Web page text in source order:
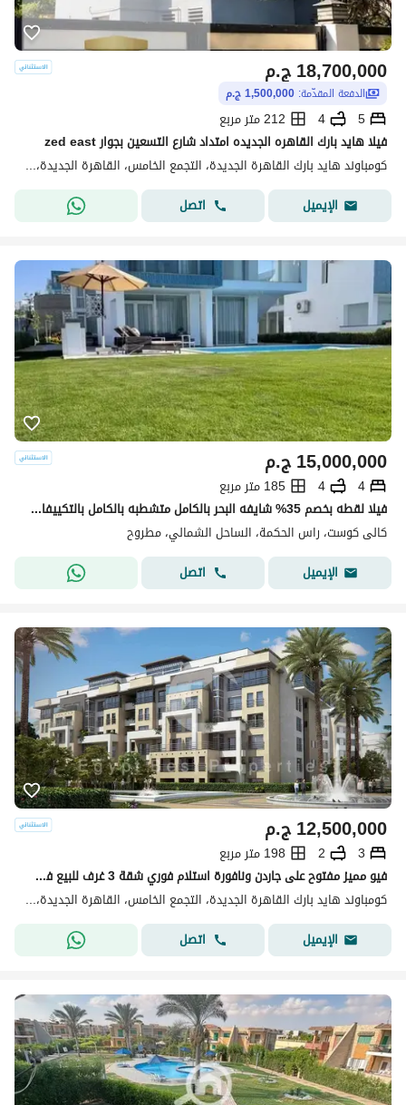
ج.م18,700,000
الدفعة المقدّمة: 1,500,000 ج.م
5
4
212 متر مربع
فيلا هايد بارك القاهره الجديده امتداد شارع التسعين بجوار zed east
كومباوند هايد بارك القاهرة الجديدة، التجمع الخامس، القاهرة الجديدة، القاهرة
الإيميل
اتصل
ج.م15,000,000
4
4
185 متر مربع
فيلا لقطه بخصم 35% شايفه البحر بالكامل متشطبه بالكامل بالتكييفات للبيع في كالي كوست الساحل الشمالي راس الحكمه cali coast north coast ras el hekmaشاليه
كالى كوست، راس الحكمة، الساحل الشمالي، مطروح
الإيميل
اتصل
ج.م12,500,000
3
2
198 متر مربع
فيو مميز مفتوح على جاردن ونافورة استلام فوري شقة 3 غرف للبيع في كمباوند هايد بارك التجمع الخامس القاهرة الجديدة
كومباوند هايد بارك القاهرة الجديدة، التجمع الخامس، القاهرة الجديدة، القاهرة
الإيميل
اتصل